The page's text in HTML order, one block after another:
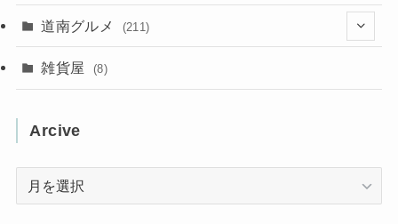
(31)
(16)(2)
(1) (2)
(2)
(11)
(13)
(10)
道南グルメ (211)
雑貨屋 (8)
Arcive
Arcive